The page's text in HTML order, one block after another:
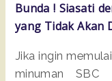
Bunda ! Siasati
yang Tidak Akan
Jika ingin
minuman SBC